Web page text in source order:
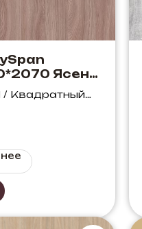
Ясень
455
/ Квадратный